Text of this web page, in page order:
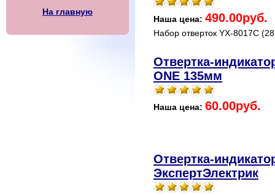
На главную
Наша цена: 490.00руб.
Набор отверток YX-8017C
Отвертка-
ONE 135мм
Наша цена: 60.00руб.
Отвертка-
ЭкспертЭлектрик